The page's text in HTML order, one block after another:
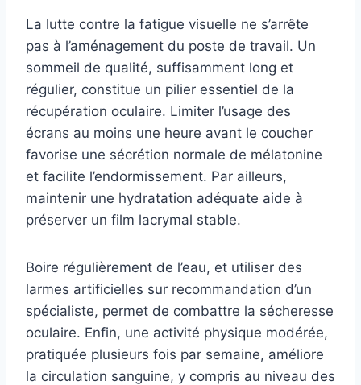
La lutte contre la fatigue visuelle ne s’arrête
pas à l’aménagement du poste de travail. Un
sommeil de qualité, suffisamment long et
régulier, constitue un pilier essentiel de la
récupération oculaire. Limiter l’usage des
écrans au moins une heure avant le coucher
favorise une sécrétion normale de mélatonine
et facilite l’endormissement. Par ailleurs,
maintenir une hydratation adéquate aide à
préserver un film lacrymal stable.
Boire régulièrement de l’eau, et utiliser des
larmes artificielles sur recommandation d’un
spécialiste, permet de combattre la sécheresse
oculaire. Enfin, une activité physique modérée,
pratiquée plusieurs fois par semaine, améliore
la circulation sanguine, y compris au niveau des